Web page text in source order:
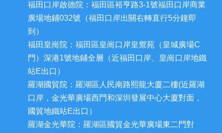
福田口岸啟德院：福田區裕亨路3-1號福田口岸商業
廣場地鋪032號（福田口岸出關右轉直行5分鐘即
到）
福田皇崗院：福田區皇崗口岸皇禦苑（皇城廣場C
門）深港1號地鋪全層（近福田口岸、皇崗口岸地鐵
站E出口）
羅湖國貿院：羅湖區人民南路熙龍大廈二樓(近羅湖
口岸，金光華廣場西門和深圳發展中心大廈對面，
國貿地鐵站E出口）
羅湖金光華院：羅湖區國貿金光華廣場東二門對